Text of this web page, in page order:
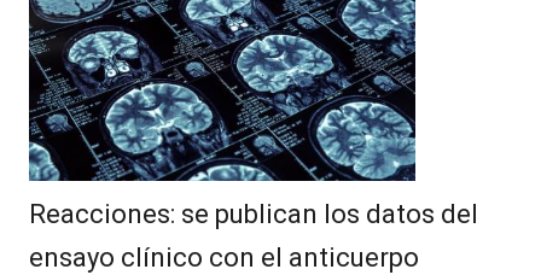
Reacciones: se publican los datos del
ensayo clínico con el anticuerpo